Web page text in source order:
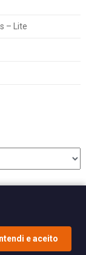
– Lite
e aceito